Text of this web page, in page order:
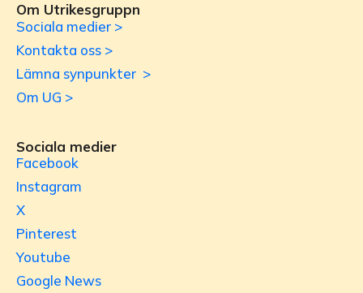
Om Utrikesgruppn
Sociala medier >
Kontakta oss >
Lämna synpunkter >
Om UG >
Sociala medier
Facebook
Instagram
X
Pinterest
Youtube
Google News